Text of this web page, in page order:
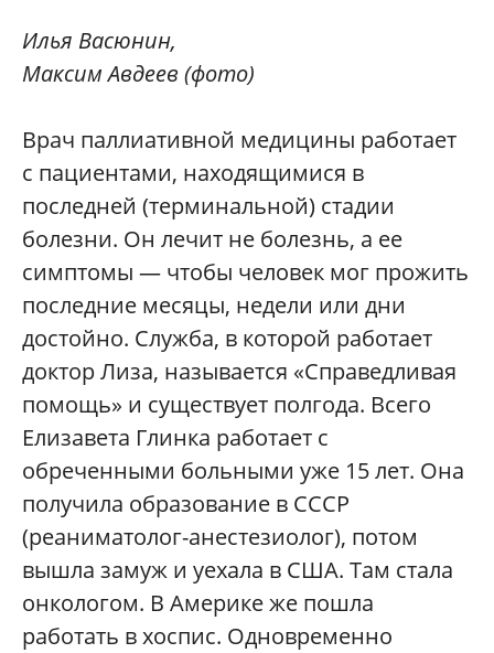
Илья Васюнин,
Максим Авдеев (фото)
Врач паллиативной медицины работает
с пациентами, находящимися в
последней (терминальной) стадии
болезни. Он лечит не болезнь, а ее
симптомы — чтобы человек мог прожить
последние месяцы, недели или дни
достойно. Служба, в которой работает
доктор Лиза, называется «Справедливая
помощь» и существует полгода. Всего
Елизавета Глинка работает с
обреченными больными уже 15 лет. Она
получила образование в СССР
(реаниматолог-анестезиолог), потом
вышла замуж и уехала в США. Там стала
онкологом. В Америке же пошла
работать в хоспис. Одновременно